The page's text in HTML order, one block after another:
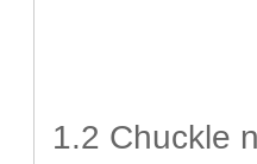
1.2 Chuckle